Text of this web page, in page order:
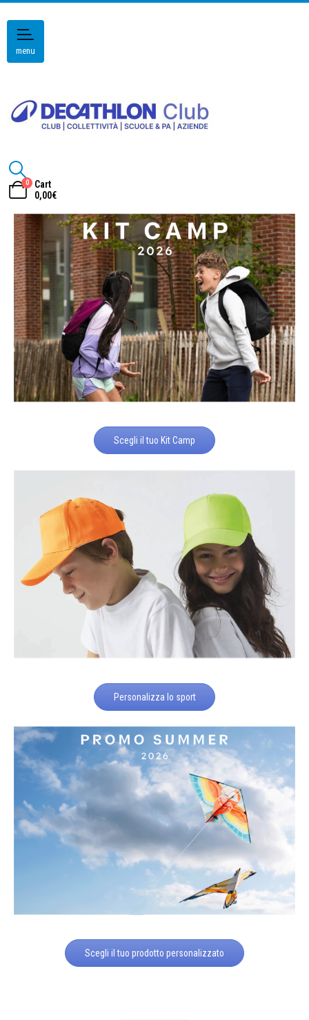
menu
0
Cart
0,00€
Scegli il tuo Kit Camp
Personalizza lo sport
Scegli il tuo prodotto personalizzato